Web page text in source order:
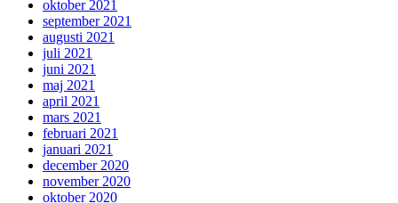
oktober 2021
september 2021
augusti 2021
juli 2021
juni 2021
maj 2021
april 2021
mars 2021
februari 2021
januari 2021
december 2020
november 2020
oktober 2020